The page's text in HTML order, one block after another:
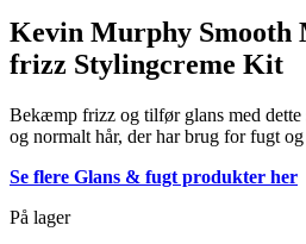
Kevin Murphy Smooth
frizz Stylingcreme Kit
Bekæmp frizz og tilfør glans med
og normalt hår, der har brug for fugt
Se flere Glans & fugt produkter her
På lager